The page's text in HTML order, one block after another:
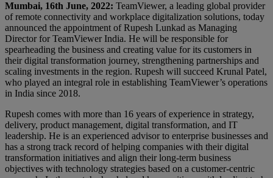
Mumbai, 16th June, 2022: TeamViewer, a leading global provider
of remote connectivity and workplace digitalization solutions, today
announced the appointment of Rupesh Lunkad as Managing
Director for TeamViewer India. He will be responsible for
spearheading the business and creating value for its customers in
their digital transformation journey, strengthening partnerships and
scaling investments in the region. Rupesh will succeed Krunal Patel,
who played an integral role in establishing TeamViewer’s operations
in India since 2018.
Rupesh comes with more than 16 years of experience in strategy,
delivery, product management, digital transformation, and IT
leadership. He is an experienced advisor to enterprise businesses and
has a strong track record of helping companies with their digital
transformation initiatives and align their long-term business
objectives with technology strategies based on a customer-centric